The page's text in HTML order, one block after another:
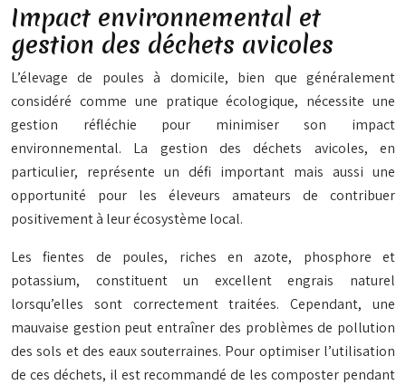
Impact environnemental et
gestion des déchets avicoles
L’élevage de poules à domicile, bien que généralement
considéré comme une pratique écologique, nécessite une
gestion réfléchie pour minimiser son impact
environnemental. La gestion des déchets avicoles, en
particulier, représente un défi important mais aussi une
opportunité pour les éleveurs amateurs de contribuer
positivement à leur écosystème local.
Les fientes de poules, riches en azote, phosphore et
potassium, constituent un excellent engrais naturel
lorsqu’elles sont correctement traitées. Cependant, une
mauvaise gestion peut entraîner des problèmes de pollution
des sols et des eaux souterraines. Pour optimiser l’utilisation
de ces déchets, il est recommandé de les composter pendant